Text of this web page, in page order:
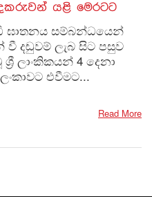
යළි මෙරටට
ඝාතනය සම්බන්ධයෙන්
දඬුවම් ලැබ සිට පසුව
ලාංකිකයන් 4 දෙනා
එවීමට...
Read More